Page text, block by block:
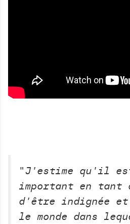
"J'estime qu'il
important en
d'être indignée
le monde dans